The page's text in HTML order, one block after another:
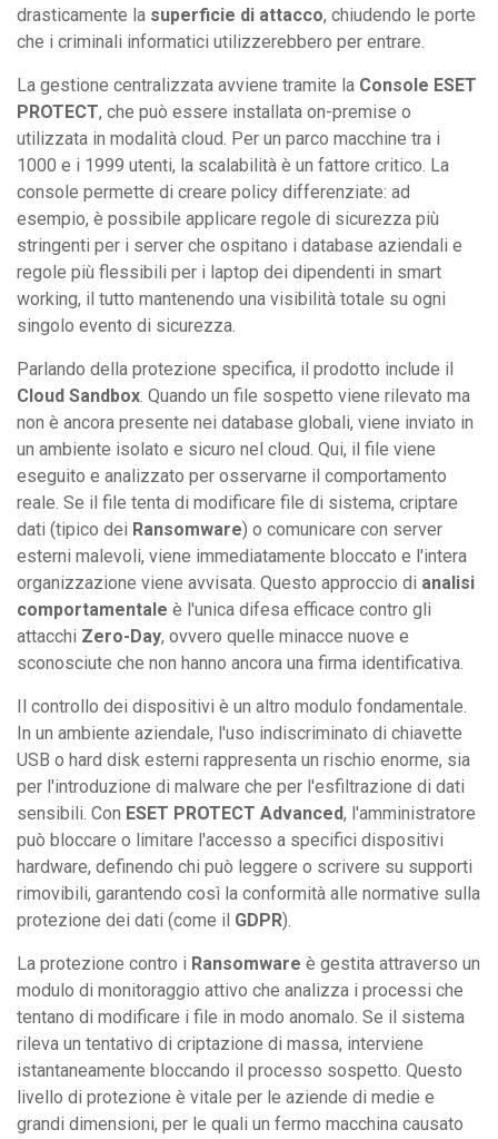
drasticamente la superficie di attacco, chiudendo le porte
che i criminali informatici utilizzerebbero per entrare.
La gestione centralizzata avviene tramite la Console ESET
PROTECT, che può essere installata on-premise o
utilizzata in modalità cloud. Per un parco macchine tra i
1000 e i 1999 utenti, la scalabilità è un fattore critico. La
console permette di creare policy differenziate: ad
esempio, è possibile applicare regole di sicurezza più
stringenti per i server che ospitano i database aziendali e
regole più flessibili per i laptop dei dipendenti in smart
working, il tutto mantenendo una visibilità totale su ogni
singolo evento di sicurezza.
Parlando della protezione specifica, il prodotto include il
Cloud Sandbox. Quando un file sospetto viene rilevato ma
non è ancora presente nei database globali, viene inviato in
un ambiente isolato e sicuro nel cloud. Qui, il file viene
eseguito e analizzato per osservarne il comportamento
reale. Se il file tenta di modificare file di sistema, criptare
dati (tipico dei Ransomware) o comunicare con server
esterni malevoli, viene immediatamente bloccato e l'intera
organizzazione viene avvisata. Questo approccio di analisi
comportamentale è l'unica difesa efficace contro gli
attacchi Zero-Day, ovvero quelle minacce nuove e
sconosciute che non hanno ancora una firma identificativa.
Il controllo dei dispositivi è un altro modulo fondamentale.
In un ambiente aziendale, l'uso indiscriminato di chiavette
USB o hard disk esterni rappresenta un rischio enorme, sia
per l'introduzione di malware che per l'esfiltrazione di dati
sensibili. Con ESET PROTECT Advanced, l'amministratore
può bloccare o limitare l'accesso a specifici dispositivi
hardware, definendo chi può leggere o scrivere su supporti
rimovibili, garantendo così la conformità alle normative sulla
protezione dei dati (come il GDPR).
La protezione contro i Ransomware è gestita attraverso un
modulo di monitoraggio attivo che analizza i processi che
tentano di modificare i file in modo anomalo. Se il sistema
rileva un tentativo di criptazione di massa, interviene
istantaneamente bloccando il processo sospetto. Questo
livello di protezione è vitale per le aziende di medie e
grandi dimensioni, per le quali un fermo macchina causato